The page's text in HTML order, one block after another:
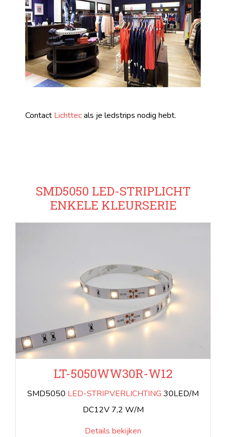
Contact Lichttecals je ledstrips nodig hebt.
SMD5050 LED-STRIPLICHT
ENKELE KLEURSERIE
LT-5050WW30R-W12
SMD5050 LED-STRIPVERLICHTING 30LED/M
DC12V 7,2 W/M
Details bekijken